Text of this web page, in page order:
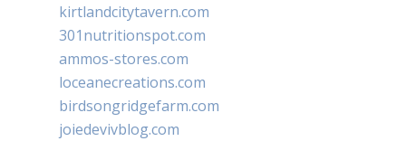
kirtlandcitytavern.com
301nutritionspot.com
ammos-stores.com
loceanecreations.com
birdsongridgefarm.com
joiedevivblog.com